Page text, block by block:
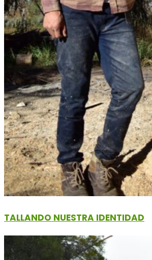
TALLANDO NUESTRA IDENTIDAD